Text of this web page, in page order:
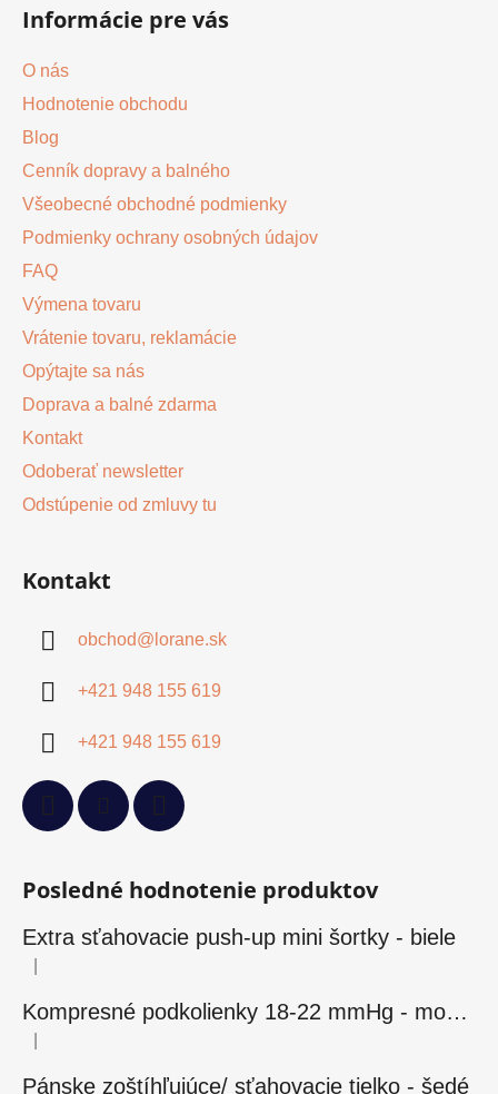
Informácie pre vás
O nás
Hodnotenie obchodu
Blog
Cenník dopravy a balného
Všeobecné obchodné podmienky
Podmienky ochrany osobných údajov
FAQ
Výmena tovaru
Vrátenie tovaru, reklamácie
Opýtajte sa nás
Doprava a balné zdarma
Kontakt
Odoberať newsletter
Odstúpenie od zmluvy tu
Kontakt
obchod@ lorane.sk
+421 948 155 619
+421 948 155 619
Posledné hodnotenie produktov
Extra sťahovacie push-up mini šortky - biele
Hodnotenie produktu je 5 z 5 hviezdičiek.
Kompresné podkolienky 18-22 mmHg - modré
Hodnotenie produktu je 5 z 5 hviezdičiek.
Pánske zoštíhľujúce/ sťahovacie tielko - šedé